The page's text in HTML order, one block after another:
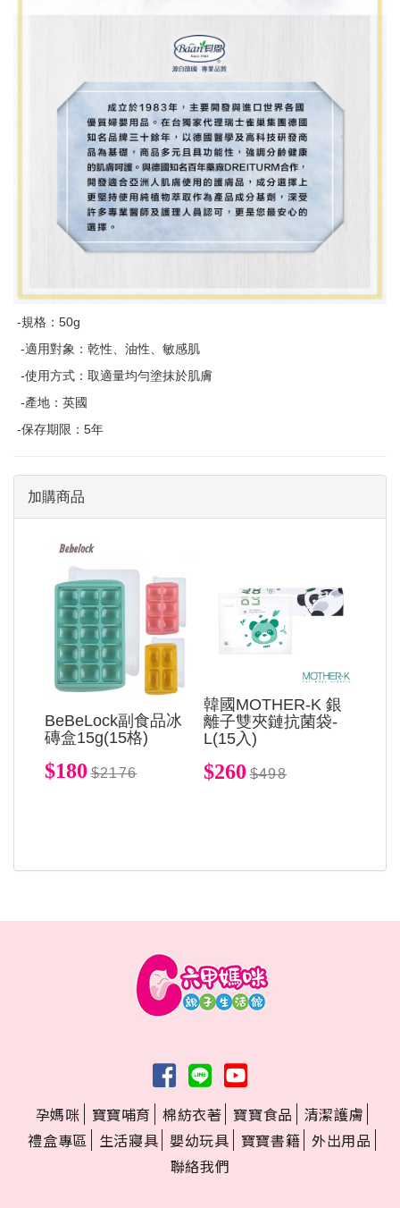
-規格：50g
-適用對象：乾性、油性、敏感肌
-使用方式：取適量均勻塗抹於肌膚
-產地：英國
-保存期限：5年
加購商品
BeBeLock副食品冰
磚盒15g(15格)
$180 $2176
韓國MOTHER-K 銀
離子雙夾鏈抗菌袋-
L(15入)
$260 $498
孕媽咪 寶寶哺育 棉紡衣著 寶寶食品
清潔護膚
禮盒專區
生活寢具 嬰幼玩具 寶寶書籍 外出用品
聯絡我們